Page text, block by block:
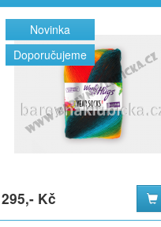
Novinka
Doporučujeme
295,- Kč